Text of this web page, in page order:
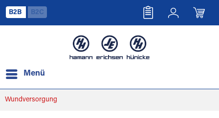
B2B B2C
Menü
Wundversorgung